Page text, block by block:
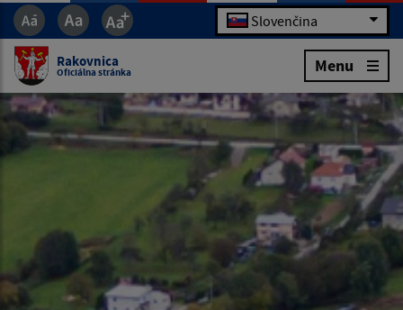
Slovenčina
Rakovnica
Oficiálna stránka Menu